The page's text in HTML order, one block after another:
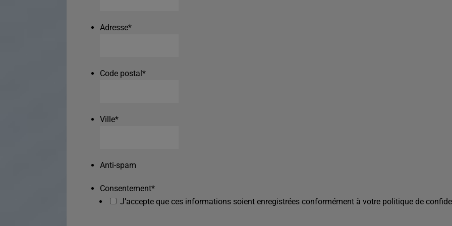
Adresse*
Code postal*
Ville*
Anti-spam
Consentement*
J’accepte que ces informations soient enregistrées conformément à votre politique de